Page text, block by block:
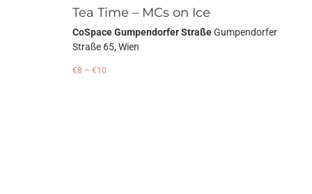
Tea Time – MCs on Ice
CoSpace Gumpendorfer StraßeGumpendorfer
Straße 65, Wien
€8 – €10